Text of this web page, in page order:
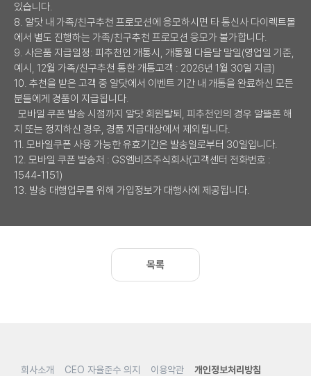
있습니다.
8. 알닷 내 가족/친구추천 프로모션에 응모하시면 타 통신사 다이렉트몰
에서 별도 진행하는 가족/친구추천 프로모션 응모가 불가합니다.
9. 사은품 지급일정: 피추천인 개통시, 개통월 다음달 말일(영업일 기준,
예시, 12월 가족/친구추천 통한 개통고객 : 2026년 1월 30일 지급)
10. 추천을 받은 고객 중 알닷에서 이벤트 기간 내 개통을 완료하신 모든
분들에게 경품이 지급됩니다.
모바일 쿠폰 발송 시점까지 알닷 회원탈퇴, 피추천인의 경우 알뜰폰 해
지 또는 정지하신 경우, 경품 지급대상에서 제외됩니다.
11. 모바일쿠폰 사용 가능한 유효기간은 발송일로부터 30일입니다.
12. 모바일 쿠폰 발송처 : GS엠비즈주식회사(고객센터 전화번호 :
1544-1151)
13. 발송 대행업무를 위해 가입정보가 대행사에 제공됩니다.
목록
회사소개 CEO 자율준수 의지 이용약관
개인정보처리방침